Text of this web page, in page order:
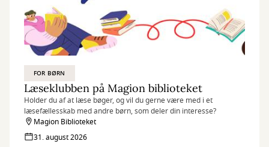
FOR BØRN
Læseklubben på Magion biblioteket
Holder du af at læse bøger, og vil du gerne være med i et
læsefællesskab med andre børn, som deler din interesse?
Magion Biblioteket
31. august 2026